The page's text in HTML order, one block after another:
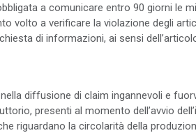
a comunicare entro 90 giorni
volto a verificare la violazione degli
di informazioni, ai sensi
diffusione di claim ingannevoli e
presenti al momento dell’avvio
riguardano la circolarità della